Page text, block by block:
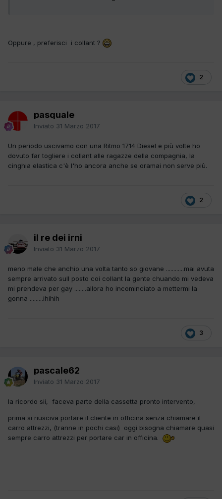
Oppure , preferisci i collant ?
2
pasquale
Inviato 31 Marzo 2017
Un periodo uscivamo con una Ritmo 1714 Diesel e più volte ho
dovuto far togliere i collant alle ragazze della compagnia, la
cinghia elastica c'è l'ho ancora anche se oramai non serve più.
2
il re dei irni
Inviato 31 Marzo 2017
meno male che anchio una volta tanto so giovane ............mai avuta
sempre arrivato sull posto coi collant la gente chuando mi vedeva
mi prendeva per gay ........allora ho incominciato a mettermi la
gonna .........ihihih
3
pascale62
Inviato 31 Marzo 2017
la ricordo sii, faceva parte della cassetta pronto intervento,
prima si riusciva portare il cliente in officina senza chiamare il
carro attrezzi, (tranne in pochi casi) oggi bisogna chiamare quasi
sempre carro attrezzi per portare car in officina.